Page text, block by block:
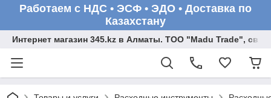
Работаем с НДС • ЭСФ • ЭДО • Доставка по
Казахстану
Интернет магазин 345.kz в Алматы. ТОО "Madu Trade",